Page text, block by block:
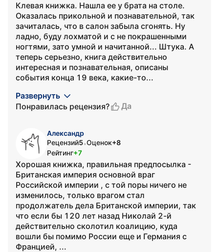
Клевая книжка. Нашла ее у брата на столе.
Оказалась прикольной и познавательной, так
зачиталась, что в салон забыла сгонять. Ну
ладно, буду лохматой и с не покрашенными
ногтями, зато умной и начитанной... Штука. А
теперь серьезно, книга действительно
интересная и познавательная, описаны
события конца 19 века, какие-то...
Развернуть
Понравилась рецензия?
Да
Александр
Рецензий5•Оценок+8
Рейтинг+7
Хорошая книжка, правильная предпосылка -
Британская империя основной враг
Российской империи , с той поры ничего не
изменилось, только врагом стал
продолжатель дела Британской империи, так
что если бы 120 лет назад Николай 2-й
действительно сколотил коалицию, куда
вошли бы помимо России еще и Германия с
Францией, ...